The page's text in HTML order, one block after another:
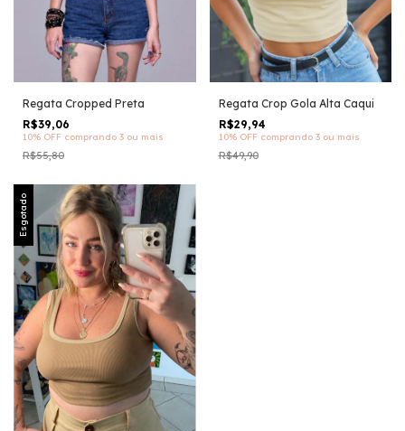
Regata Cropped Preta
R$39,06
10% OFF comprando 3 ou mais
R$55,80
Regata Crop Gola Alta Caqui
R$29,94
10% OFF comprando 3 ou mais
R$49,90
Esgotado